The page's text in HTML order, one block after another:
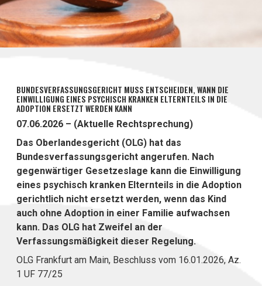
BUNDESVERFASSUNGSGERICHT MUSS ENTSCHEIDEN, WANN DIE
EINWILLIGUNG EINES PSYCHISCH KRANKEN ELTERNTEILS IN DIE
ADOPTION ERSETZT WERDEN KANN
07.06.2026 – (Aktuelle Rechtsprechung)
Das Oberlandesgericht (OLG) hat das
Bundesverfassungsgericht angerufen. Nach
gegenwärtiger Gesetzeslage kann die Einwilligung
eines psychisch kranken Elternteils in die Adoption
gerichtlich nicht ersetzt werden, wenn das Kind
auch ohne Adoption in einer Familie aufwachsen
kann. Das OLG hat Zweifel an der
Verfassungsmäßigkeit dieser Regelung.
OLG Frankfurt am Main, Beschluss vom 16.01.2026, Az.
1 UF 77/25